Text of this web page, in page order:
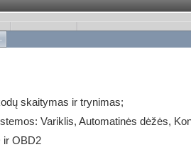
skaitymas ir trynimas;
Variklis, Automatinės dėžės,
ir OBD2